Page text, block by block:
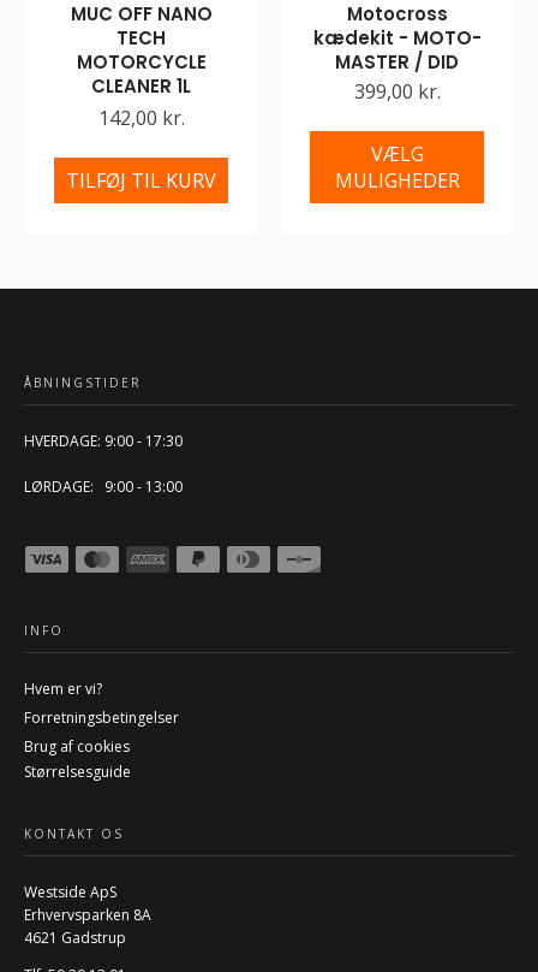
MUC OFF NANO
TECH
MOTORCYCLE
CLEANER 1L
142,00 kr.
TILFØJ TIL KURV
Motocross
kædekit - MOTO-
MASTER / DID
399,00 kr.
VÆLG
MULIGHEDER
ÅBNINGSTIDER
HVERDAGE: 9:00 - 17:30
LØRDAGE: 9:00 - 13:00
INFO
Hvem er vi?
Forretningsbetingelser
Brug af cookies
Størrelsesguide
KONTAKT OS
Westside ApS
Erhvervsparken 8A
4621 Gadstrup